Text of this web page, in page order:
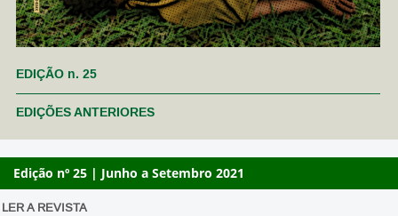
EDIÇÃO n. 25
EDIÇÕES ANTERIORES
Edição nº 25 | Junho a Setembro 2021
LER A REVISTA